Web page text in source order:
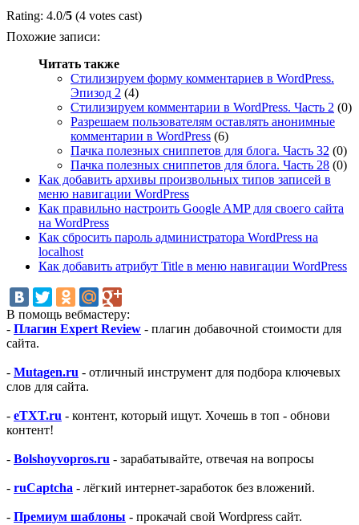
Rating: 4.0/5 (4 votes cast)
Похожие записи:
Читать также
Стилизируем форму комментариев в WordPress.
Эпизод 2 (4)
Стилизируем комментарии в WordPress. Часть 2 (0)
Разрешаем пользователям оставлять анонимные
комментарии в WordPress (6)
Пачка полезных сниппетов для блога. Часть 32 (0)
Пачка полезных сниппетов для блога. Часть 28 (0)
Как добавить архивы произвольных типов записей в
меню навигации WordPress
Как правильно настроить Google AMP для своего сайта
на WordPress
Как сбросить пароль администратора WordPress на
localhost
Как добавить атрибут Title в меню навигации WordPress
В помощь вебмастеру:
- Плагин Expert Review - плагин добавочной стоимости для
сайта.
- Mutagen.ru - отличный инструмент для подбора ключевых
слов для сайта.
- eTXT.ru - контент, который ищут. Хочешь в топ - обнови
контент!
- Bolshoyvopros.ru - зарабатывайте, отвечая на вопросы
- ruCaptcha - лёгкий интернет-заработок без вложений.
- Премиум шаблоны - прокачай свой Wordpress сайт.